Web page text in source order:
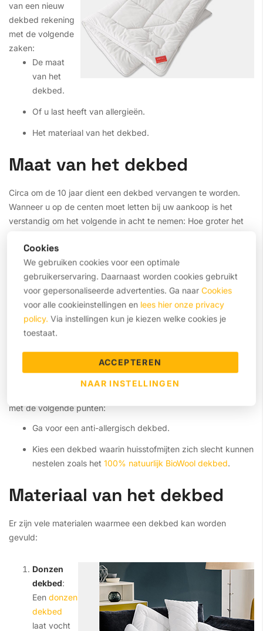
Cookies
We gebruiken cookies voor een optimale
gebruikerservaring. Daarnaast worden cookies gebruikt
voor gepersonaliseerde advertenties. Ga naar Cookies
voor alle cookieinstellingen en lees hier onze privacy
policy. Via instellingen kun je kiezen welke cookies je
toestaat.
ACCEPTEREN
NAAR INSTELLINGEN
van een nieuw
dekbed rekening
met de volgende
zaken:
De maat
van het
dekbed.
Of u last heeft van allergieën.
Het materiaal van het dekbed.
Maat van het dekbed
Circa om de 10 jaar dient een dekbed vervangen te worden.
Wanneer u op de centen moet letten bij uw aankoop is het
verstandig om het volgende in acht te nemen: Hoe groter het
natuurlijk niet 1 eenpersoons dekbed leggen. 2 eenpersoons
dekbedden zou wel kunnen. Dit biedt ook uitkomst wanneer u
of uw partner altijd dekbed inpikt. Heb u wat meer te
besteden? Dan kan u voor een groter dekbed kiezen. Zo hebt u
meer voldoende dekbed om lekker onder weg te kruipen. Denk
er ook om dat u niet een te klein dekbed aanschaft. Het slaapt
natuurlijk niet lekker als uw voeten niet onder de deken passen.
Dekbed en allergieën&nbsp;
met de volgende punten:
Ga voor een anti-allergisch dekbed.
Kies een dekbed waarin huisstofmijten zich slecht kunnen
nestelen zoals het 100% natuurlijk BioWool dekbed.
Materiaal van het dekbed
Er zijn vele materialen waarmee een dekbed kan worden
gevuld:
Donzen
dekbed:
Een donzen
dekbed
laat vocht